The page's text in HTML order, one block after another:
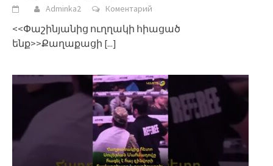
Adminka2 Коментарий
<<Փաշինյանից ուղղակի հիացած
ենք>>Քաղաքացի [...]